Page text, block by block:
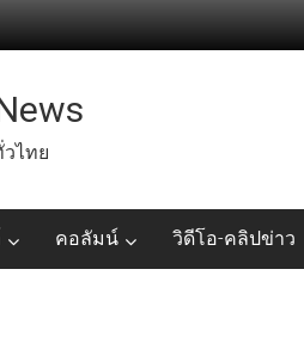
ไทย
คอลัมน์ วิดีโอ-คลิปข่าว